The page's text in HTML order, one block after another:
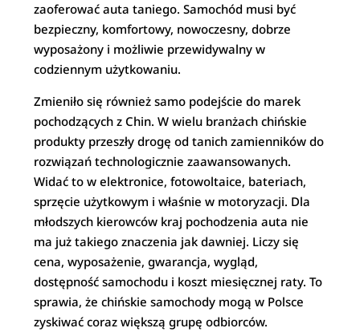
zaoferować auta taniego. Samochód musi być
bezpieczny, komfortowy, nowoczesny, dobrze
wyposażony i możliwie przewidywalny w
codziennym użytkowaniu.
Zmieniło się również samo podejście do marek
pochodzących z Chin. W wielu branżach chińskie
produkty przeszły drogę od tanich zamienników do
rozwiązań technologicznie zaawansowanych.
Widać to w elektronice, fotowoltaice, bateriach,
sprzęcie użytkowym i właśnie w motoryzacji. Dla
młodszych kierowców kraj pochodzenia auta nie
ma już takiego znaczenia jak dawniej. Liczy się
cena, wyposażenie, gwarancja, wygląd,
dostępność samochodu i koszt miesięcznej raty. To
sprawia, że chińskie samochody mogą w Polsce
zyskiwać coraz większą grupę odbiorców.